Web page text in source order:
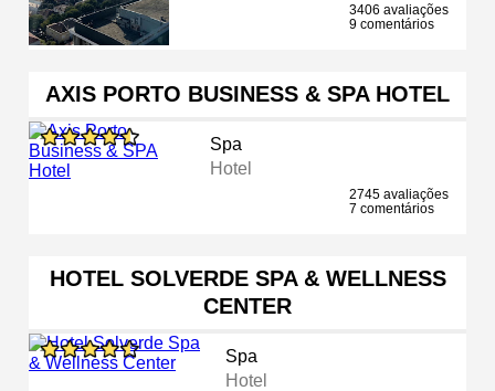
3406 avaliações
9 comentários
AXIS PORTO BUSINESS & SPA HOTEL
Spa
Hotel
2745 avaliações
7 comentários
HOTEL SOLVERDE SPA & WELLNESS
CENTER
Spa
Hotel